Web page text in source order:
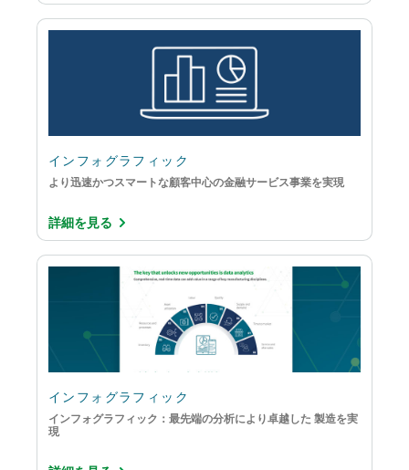
インフォグラフィック
より迅速かつスマートな顧客中心の金融サービス事業を実現
詳細を見る
インフォグラフィック
インフォグラフィック：最先端の分析により卓越した 製造を実
現